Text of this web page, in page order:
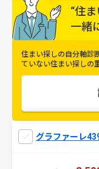
グラファーレ
“住
一緒
住まい探しの自分軸診
ていない住まい探しの